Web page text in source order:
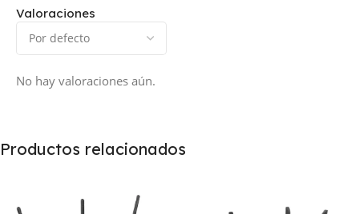
Valoraciones
No hay valoraciones aún.
Productos relacionados